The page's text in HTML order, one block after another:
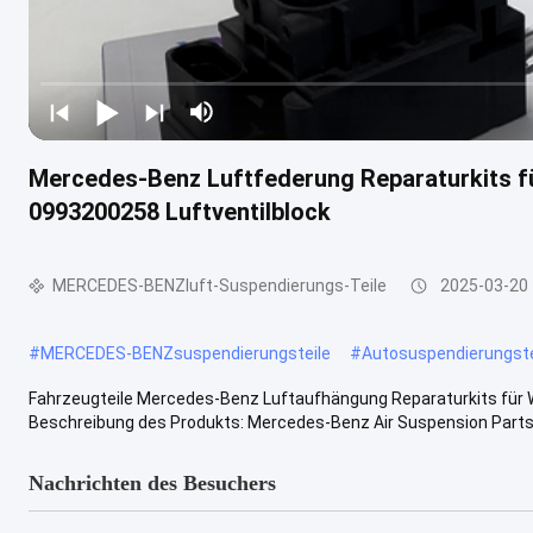
Mercedes-Benz Luftfederung Reparaturkits
0993200258 Luftventilblock
MERCEDES-BENZluft-Suspendierungs-Teile 2025-03-20
#MERCEDES-BENZsuspendierungsteile #
Fahrzeugteile Mercedes-Benz Luftaufhängung Reparaturkits für
Beschreibung des Produkts: Mercedes-Benz Air Suspension
Nachrichten des Besuchers